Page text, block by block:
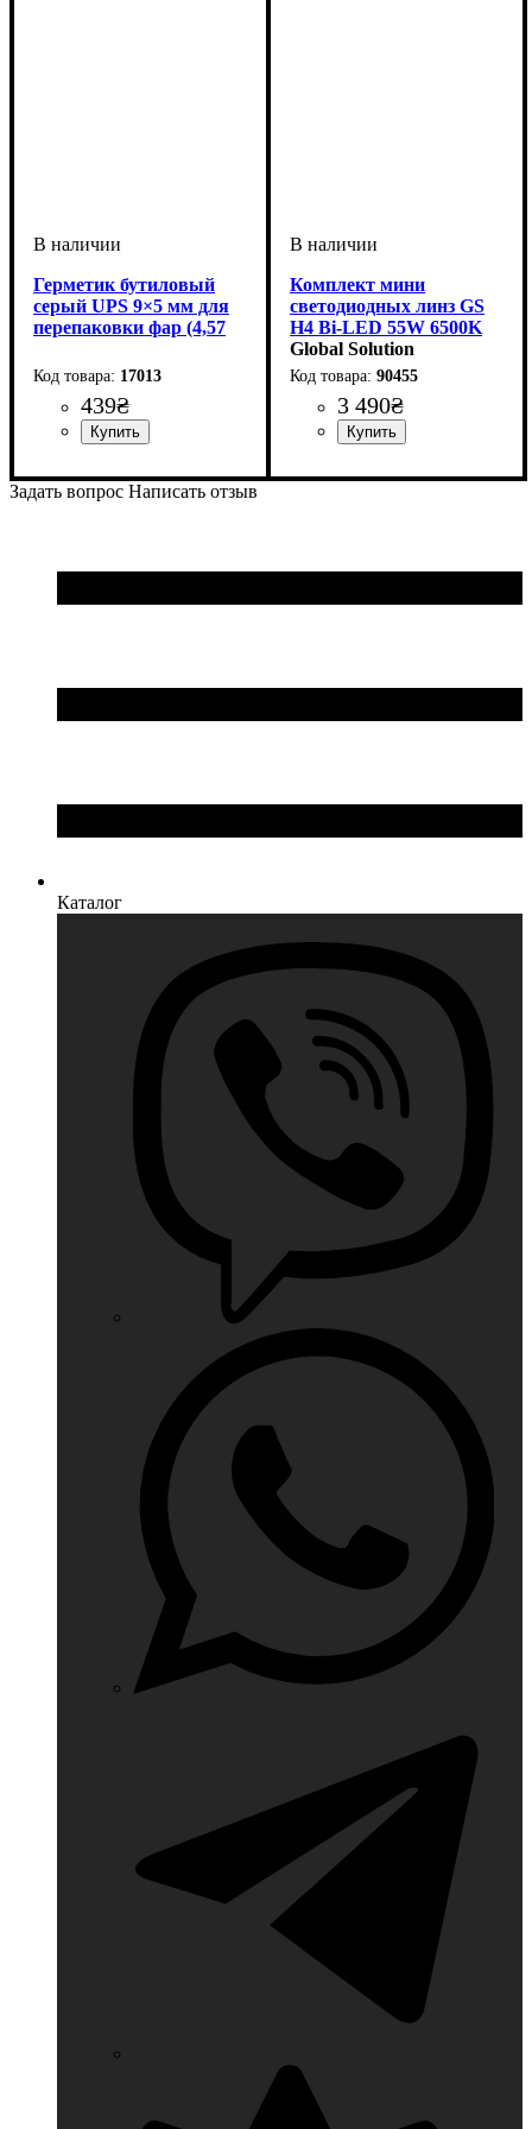
Герметик бутиловый
серый UPS 9×5 мм для
перепаковки фар (4,57
17013
439₴
Комплект мини
светодиодных линз GS
H4 Bi-LED 55W 6500K
для переоборудования
фар
Global Solution
90455
3 490₴
6500 K
шт.
Задать вопрос Написать отзыв
Каталог